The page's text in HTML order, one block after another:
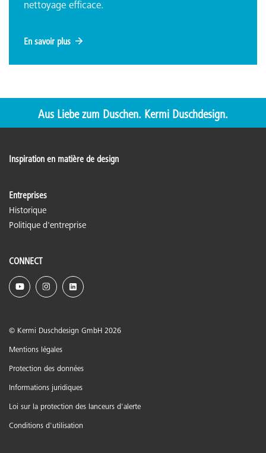
nettoyage efficace.
En savoir plus
Aus Liebe zum Duschen. Kermi Duschdesign.
Inspiration en matière de design
Entreprises
Historique
Politique d'entreprise
CONNECT
© Kermi Duschdesign GmbH 2026
Mentions légales
Protection des données
Informations juridiques
Loi sur la protection des lanceurs d'alerte
Conditions d'utilisation